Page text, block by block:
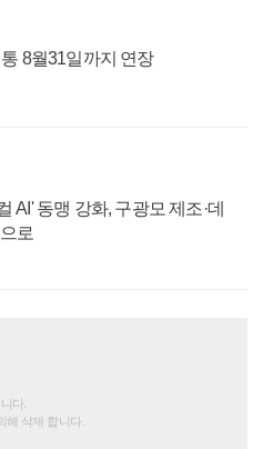
8월31일까지 연장
AI' 동맹 강화, 구광모 제조·데
로
다.
해 삭제 합니다.